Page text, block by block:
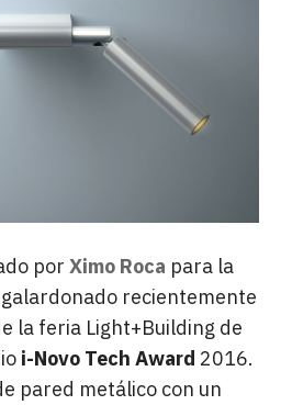
por Ximo Roca para la
recientemente
la feria Light+Building de
i-Novo Tech Award 2016.
pared metálico con un